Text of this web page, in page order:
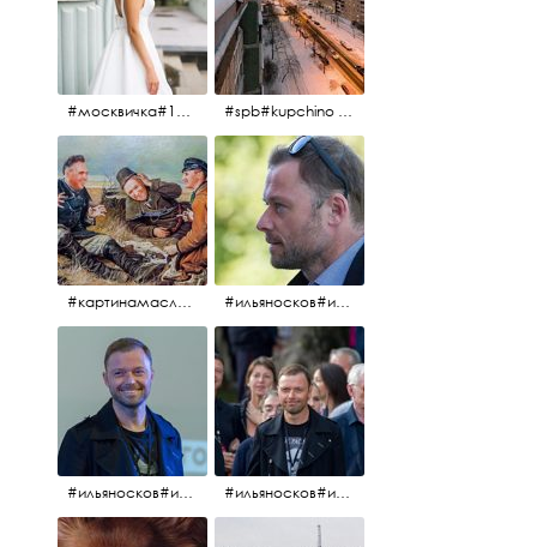
#москвичка#1990#вднх2016#июль2016# #spb#kupchino #крышапотекла
#картинамаслом #картина #охотники#хорошеенастроение #aplgallery #ильяносков#ильяносков2016#очеммолчатфранцузы #санктпетербург #кино#фильфильфильм @ilya_noskov_official
#ильяносков#ильяносков_главныйгерой #санктпетербург #ленфильм# @ilya_noskov_official #контрибуция#очеммолчатфранцузы#эдуардпичугин #ильяносков#ильяносков_главныйгерой @ilya_noskov_official #очеммолчатфранцузы#очёммолчатфранцузы